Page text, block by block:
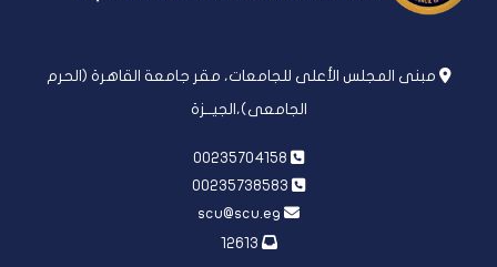
مبنى المجلس الأعلى للجامعات، مقر جامعة القاهرة (الحرم
الجامعى)،الجيــزة